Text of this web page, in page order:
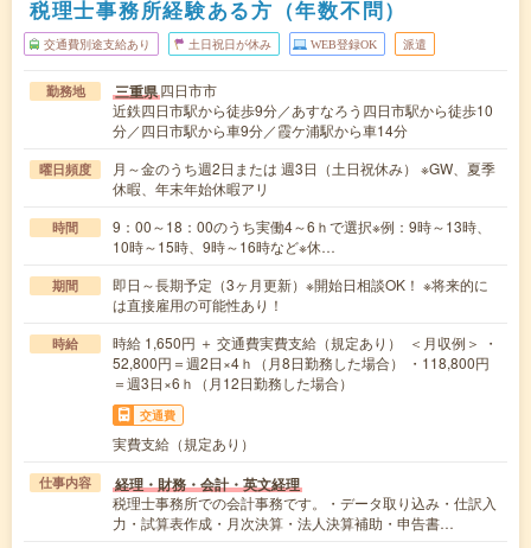
税理士事務所経験ある方（年数不問）
交通費別途支給あり 土日祝日が休み WEB登録OK 派遣
勤務地 三重県四日市市
近鉄四日市駅から徒歩9分／あすなろう四日市駅から徒歩10
分／四日市駅から車9分／霞ケ浦駅から車14分
曜日頻度
月～金のうち週2日または 週3日（土日祝休み） ※GW、夏季
休暇、年末年始休暇アリ
時間
9：00～18：00のうち実働4～6ｈで選択※例：9時～13時、
10時～15時、9時～16時など※休…
期間
即日～長期予定（3ヶ月更新）※開始日相談OK！ ※将来的に
は直接雇用の可能性あり！
時給
時給 1,650円 ＋ 交通費実費支給（規定あり） ＜月収例＞ ・
52,800円＝週2日×4ｈ（月8日勤務した場合） ・118,800円
＝週3日×6ｈ（月12日勤務した場合）
交通費
実費支給（規定あり）
仕事内容 経理・財務・会計・英文経理
税理士事務所での会計事務です。・データ取り込み・仕訳入
力・試算表作成・月次決算・法人決算補助・申告書…